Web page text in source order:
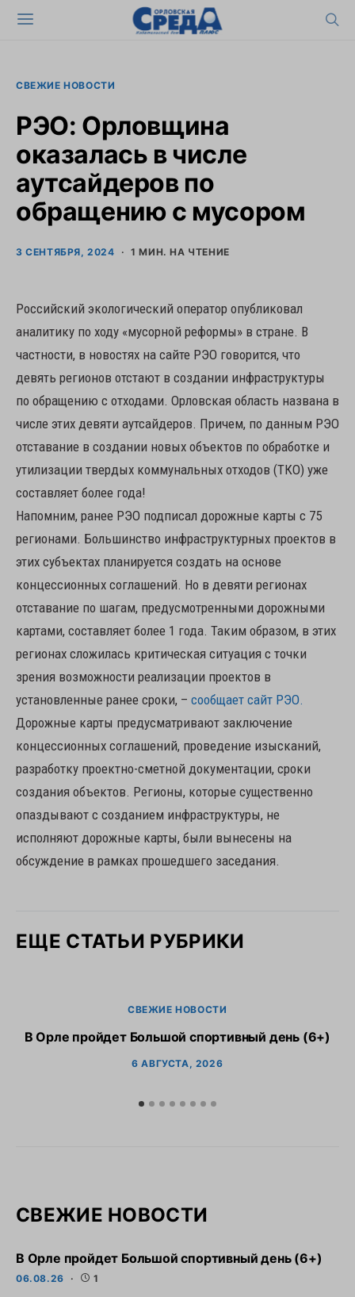
СВЕЖИЕ НОВОСТИ
РЭО: Орловщина
оказалась в числе
аутсайдеров по
обращению с мусором
3 СЕНТЯБРЯ, 2024 1 МИН. НА ЧТЕНИЕ
Российский экологический оператор опубликовал
аналитику по ходу «мусорной реформы» в стране. В
частности, в новостях на сайте РЭО говорится, что
девять регионов отстают в создании инфраструктуры
по обращению с отходами. Орловская область названа в
числе этих девяти аутсайдеров. Причем, по данным РЭО
отставание в создании новых объектов по обработке и
утилизации твердых коммунальных отходов (ТКО) уже
составляет более года!
Напомним, ранее РЭО подписал дорожные карты с 75
регионами. Большинство инфраструктурных проектов в
этих субъектах планируется создать на основе
концессионных соглашений. Но в девяти регионах
отставание по шагам, предусмотренными дорожными
картами, составляет более 1 года. Таким образом, в этих
регионах сложилась критическая ситуация с точки
зрения возможности реализации проектов в
установленные ранее сроки, – сообщает сайт РЭО.
Дорожные карты предусматривают заключение
концессионных соглашений, проведение изысканий,
разработку проектно-сметной документации, сроки
создания объектов. Регионы, которые существенно
опаздывают с созданием инфраструктуры, не
исполняют дорожные карты, были вынесены на
обсуждение в рамках прошедшего заседания.
ЕЩЕ СТАТЬИ РУБРИКИ
СВЕЖИЕ НОВОСТИ
В Орле пройдет Большой спортивный день (6+)
6 АВГУСТА, 2026
СВЕЖИЕ НОВОСТИ
В Орле пройдет Большой спортивный день (6+)
06.08.26 1